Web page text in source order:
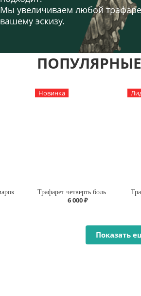
Мы увеличиваем любой
вашему эскизу.
Трафарет ковер в марокканском стиле А145/1904
Новинка
Трафарет четверть большая мандала А1.1
6 000 ₽
Показать